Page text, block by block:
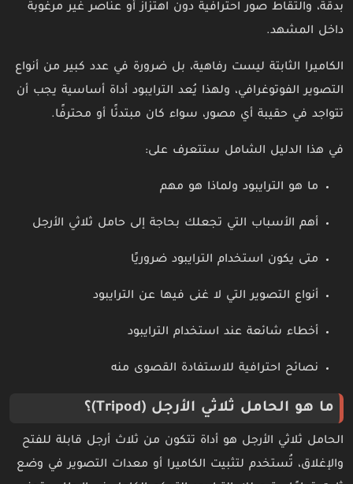
بدقة، والتقاط صور احترافية دون اهتزاز أو عناصر غير مرغوبة
داخل المشهد.
الكاميرا الثابتة ليست رفاهية، بل ضرورة في عدد كبير من أنواع
التصوير الفوتوغرافي، ولهذا يُعد الترايبود أداة أساسية يجب أن
تتواجد في حقيبة أي مصور، سواء كان مبتدئًا أو محترفًا.
في هذا الدليل الشامل ستتعرف على:
ما هو الترايبود ولماذا هو مهم
أهم الأسباب التي تجعلك بحاجة إلى حامل ثلاثي الأرجل
متى يكون استخدام الترايبود ضروريًا
أنواع التصوير التي لا غنى فيها عن الترايبود
أخطاء شائعة عند استخدام الترايبود
نصائح احترافية للاستفادة القصوى منه
ما هو الحامل ثلاثي الأرجل (Tripod)؟
الحامل ثلاثي الأرجل هو أداة تتكون من ثلاث أرجل قابلة للفتح
والإغلاق، تُستخدم لتثبيت الكاميرا أو معدات التصوير في وضع